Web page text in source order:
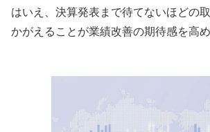
はいえ、決算発表まで待てないほどの
かがえることが業績改善の期待感を高め